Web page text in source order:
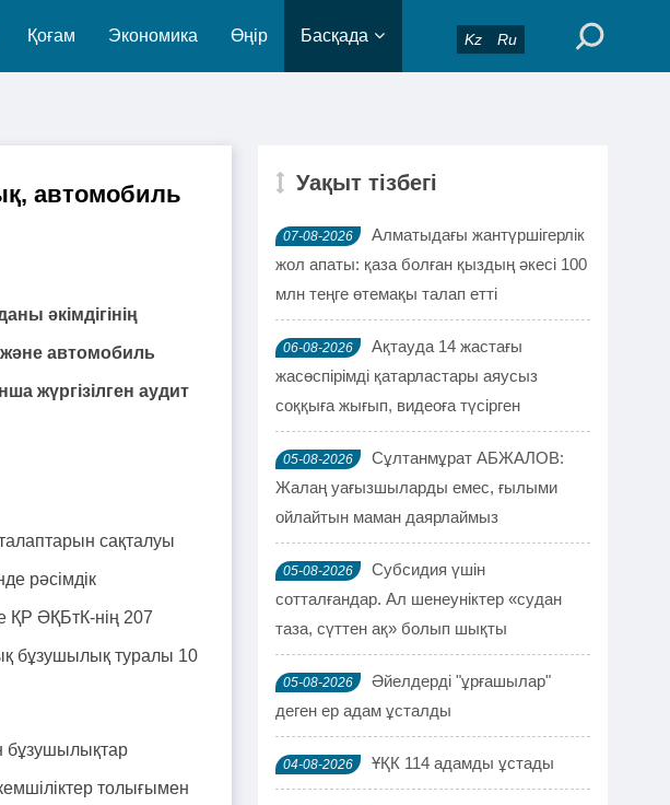
Kz Ru
Қоғам Экономика Өңір Басқада
автомобиль
әкімдігінің
автомобиль
жүргізілген аудит
сақталуы
рәсімдік
ҚР ӘҚБтК-нің 207
бұзушылық туралы 10
бұзушылықтар
толығымен
Уақыт тізбегі
07-08-2026
Алматыдағы жантүршігерлік
жол апаты: қаза болған қыздың әкесі 100
млн теңге өтемақы талап етті
06-08-2026
Ақтауда 14 жастағы
жасөспірімді қатарластары аяусыз
соққыға жығып, видеоға түсірген
05-08-2026
Сұлтанмұрат АБЖАЛОВ:
Жалаң уағызшыларды емес, ғылыми
ойлайтын маман даярлаймыз
05-08-2026
Субсидия үшін
сотталғандар. Ал шенеуніктер «судан
таза, сүттен ақ» болып шықты
05-08-2026
Әйелдерді "ұрғашылар"
деген ер адам ұсталды
04-08-2026 ҰҚК 114 адамды ұстады